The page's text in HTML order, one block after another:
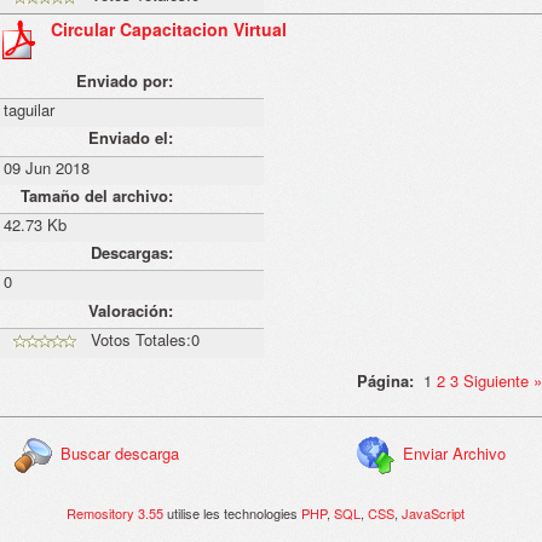
Circular Capacitacion Virtual
Enviado por:
taguilar
Enviado el:
09 Jun 2018
Tamaño del archivo:
42.73 Kb
Descargas:
0
Valoración:
Votos Totales:0
Página: 1 2 3 Siguiente »
Buscar descarga Enviar Archivo
Remository 3.55utilise les technologies PHP,SQL ,CSS,JavaScript